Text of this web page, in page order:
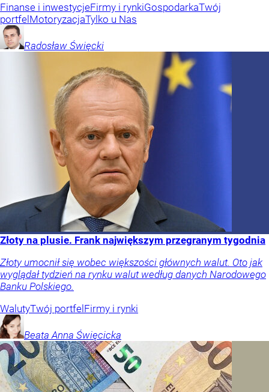
Finanse i inwestycjeFirmy i rynkiGospodarkaTwój
portfelMotoryzacjaTylko u Nas
Radosław Święcki
Złoty na plusie. Frank największym przegranym tygodnia
Złoty umocnił się wobec większości głównych walut. Oto jak
wyglądał tydzień na rynku walut według danych Narodowego
Banku Polskiego.
WalutyTwój portfelFirmy i rynki
Beata Anna Święcicka